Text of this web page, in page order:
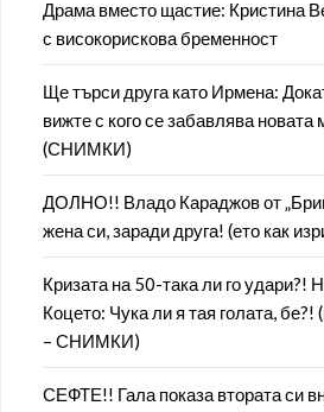
Драма вместо щастие: Кристина
с високорискова бременност
Ще търси друга като Ирмена:
вижте с кого се забавлява новата
(СНИМКИ)
ДОЛНО!! Владо Караджов от
жена си, заради друга! (ето как
Кризата на 50-така ли го удари?!
Коцето: Чука ли я тая голата, бе?!
– СНИМКИ)
СЕФТЕ!! Гала показа втората си